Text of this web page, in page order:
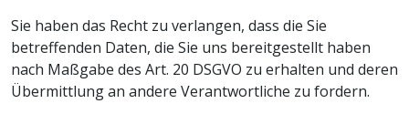
Sie haben das Recht zu verlangen, dass die Sie
betreffenden Daten, die Sie uns bereitgestellt haben
nach Maßgabe des Art. 20 DSGVO zu erhalten und deren
Übermittlung an andere Verantwortliche zu fordern.